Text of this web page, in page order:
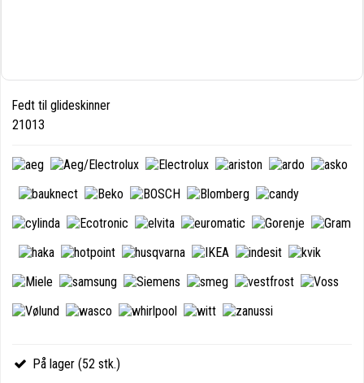
Fedt til glideskinner
21013
På lager (52 stk.)